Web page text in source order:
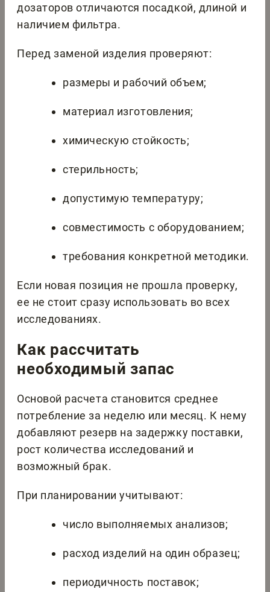
дозаторов отличаются посадкой, длиной и
наличием фильтра.
Перед заменой изделия проверяют:
размеры и рабочий объем;
материал изготовления;
химическую стойкость;
стерильность;
допустимую температуру;
совместимость с оборудованием;
требования конкретной методики.
Если новая позиция не прошла проверку,
ее не стоит сразу использовать во всех
исследованиях.
Как рассчитать
необходимый запас
Основой расчета становится среднее
потребление за неделю или месяц. К нему
добавляют резерв на задержку поставки,
рост количества исследований и
возможный брак.
При планировании учитывают:
число выполняемых анализов;
расход изделий на один образец;
периодичность поставок;